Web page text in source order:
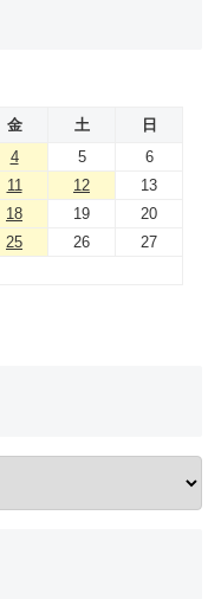
金 土
日
4 5
6
11 12
13
18 19
20
25 26
27